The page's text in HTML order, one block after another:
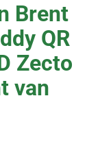
Brent
QR
Zecto
van